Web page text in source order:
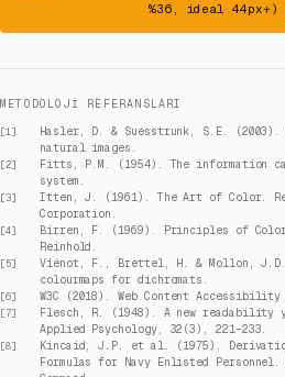
%36, ideal 44px+)
METODOLOJI REFERANSLARI
[1]
Hasler, D. & Suesstrunk, S.E.
natural images.
[2]
Fitts, P.M. (1954). The information
system.
[3]
Itten, J. (1961). The Art of Color.
Corporation.
[4]
Birren, F. (1969). Principles of
Reinhold.
[5]
Viénot, F., Brettel, H. & Mollon,
colourmaps for dichromats.
[6] W3C (2018). Web Content Accessibility
[7]
Flesch, R. (1948). A new
Applied Psychology, 32(3), 221–233.
[8]
Kincaid, J.P. et al. (1975).
Formulas for Navy Enlisted